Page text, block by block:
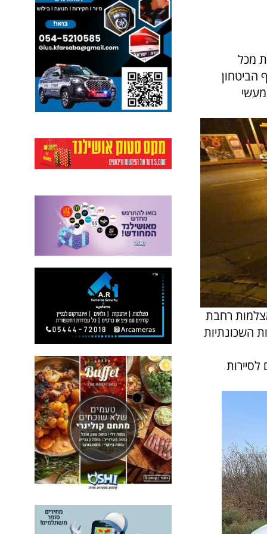
מכל
הביטחון
רחבת
השכונתיות